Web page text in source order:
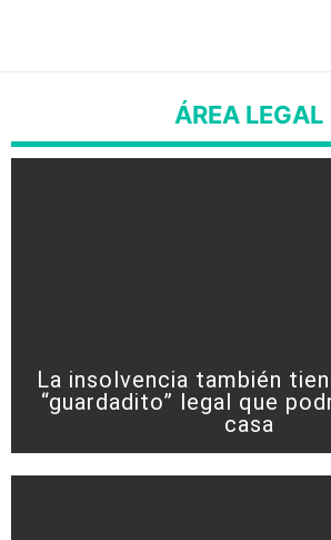
ÁREA LEGAL
La insolvencia también
“guardadito” legal que
casa